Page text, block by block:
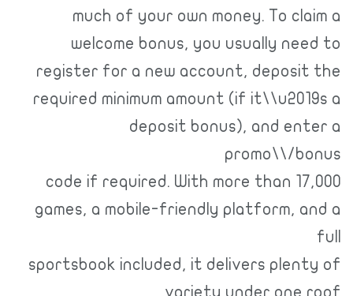
much of your own money. To
welcome bonus, you usually
register for a new account,
required minimum amount (if
deposit bonus), and
promo\\/
code if required. With more than
games, a mobile-friendly platform,
sportsbook included, it delivers
variety under